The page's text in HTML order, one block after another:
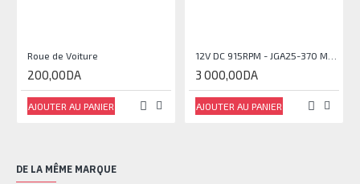
Roue de Voiture
200,00DA
AJOUTER AU PANIER
3 000,00DA
AJOUTER AU PANIER
DE LA MÊME MARQUE